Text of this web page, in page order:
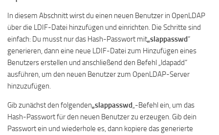
In diesem Abschnitt wirst du einen neuen Benutzer in OpenLDAP
über die LDIF-Datei hinzufügen und einrichten. Die Schritte sind
einfach: Du musst nur das Hash-Passwort mit„slappasswd“
generieren, dann eine neue LDIF-Datei zum Hinzufügen eines
Benutzers erstellen und anschließend den Befehl „ldapadd“
ausführen, um den neuen Benutzer zum OpenLDAP-Server
hinzuzufügen.
Gib zunächst den folgenden„slappasswd„-Befehl ein, um das
Hash-Passwort für den neuen Benutzer zu erzeugen. Gib dein
Passwort ein und wiederhole es, dann kopiere das generierte